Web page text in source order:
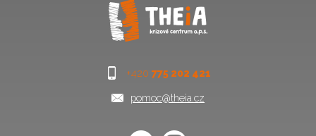
+420 775 202 421
pomoc@theia.cz